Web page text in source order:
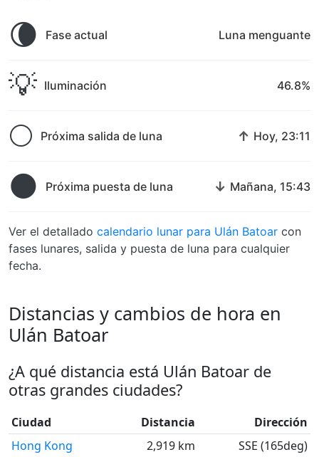
🌘 Fase actual Luna menguante
💡 Iluminación 46.8%
🌕 Próxima salida de luna ↑ Hoy, 23:11
🌑 Próxima puesta de luna ↓ Mañana, 15:43
Ver el detallado calendario lunar para Ulán Batoar con
fases lunares, salida y puesta de luna para cualquier
fecha.
Distancias y cambios de hora en
Ulán Batoar
¿A qué distancia está Ulán Batoar de
otras grandes ciudades?
Ciudad Distancia
Dirección
Hong Kong
2,919 km SSE (165deg)